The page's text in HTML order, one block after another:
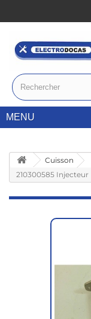
MENU
Cuisson
210300585 Injecteur